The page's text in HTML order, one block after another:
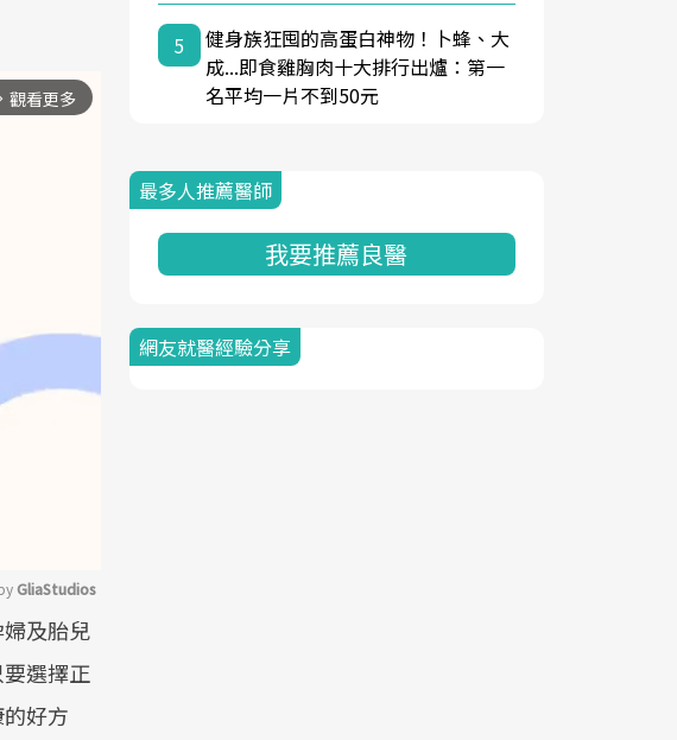
觀看更多
GliaStudios
及胎兒
選擇正
好方
5
健身族狂囤的高蛋白神物！卜蜂、大
成...即食雞胸肉十大排行出爐：第一
名平均一片不到50元
最多人推薦醫師
我要推薦良醫
網友就醫經驗分享